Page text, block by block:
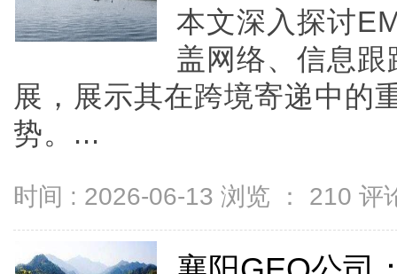
本文深入探讨
盖网络、信息
展，展示其在跨境寄递中的
势。...
时间 : 2026-06-13 浏览 ： 210 评